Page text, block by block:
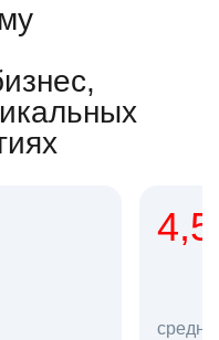
**
в hh.ru